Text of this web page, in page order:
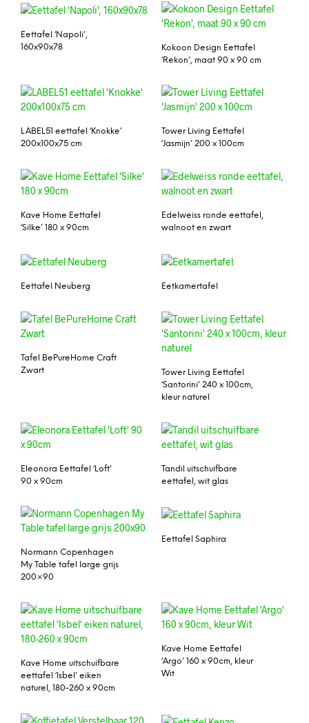
Eettafel ‘Napoli’,
160x90x78
Kokoon Design Eettafel
‘Rekon’, maat 90 x 90 cm
LABEL51 eettafel ‘Knokke’
200x100x75 cm
Tower Living Eettafel
‘Jasmijn’ 200 x 100cm
Kave Home Eettafel
‘Silke’ 180 x 90cm
Edelweiss ronde eettafel,
walnoot en zwart
Eettafel Neuberg Eetkamertafel
Tafel BePureHome Craft
Zwart
Tower Living Eettafel
‘Santorini’ 240 x 100cm,
kleur naturel
Eleonora Eettafel ‘Loft’
90 x 90cm
Tandil uitschuifbare
eettafel, wit glas
Normann Copenhagen
My Table tafel large grijs
200×90
Eettafel Saphira
Kave Home uitschuifbare
eettafel ‘Isbel’ eiken
naturel, 180-260 x 90cm
Kave Home Eettafel
‘Argo’ 160 x 90cm, kleur
Wit